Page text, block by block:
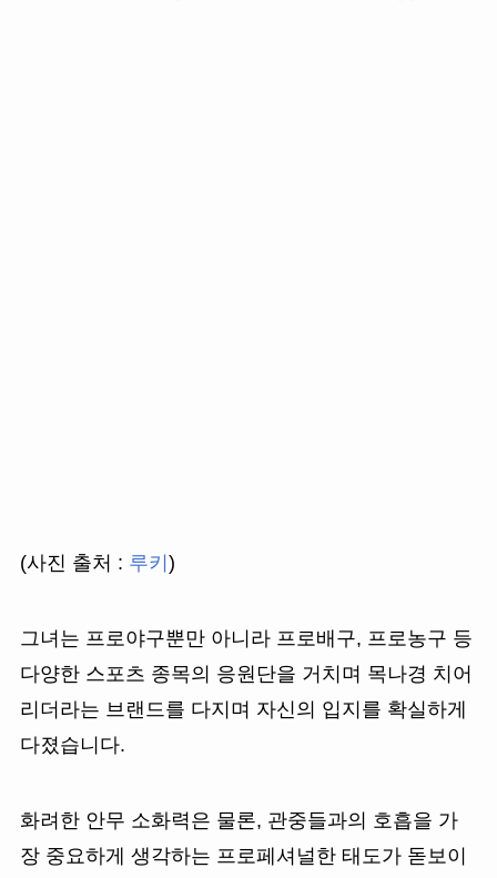
(사진 출처 : 루키 )
그녀는 프로야구뿐만 아니라 프로배구, 프로농구 등
다양한 스포츠 종목의 응원단을 거치며 목나경 치어
리더라는 브랜드를 다지며 자신의 입지를 확실하게
다졌습니다.
화려한 안무 소화력은 물론, 관중들과의 호흡을 가
장 중요하게 생각하는 프로페셔널한 태도가 돋보이